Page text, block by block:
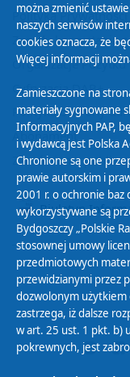
Polityka Prywatności
Zasady korzystania
Organizacje
Cyfryzacja DAB+
Polityka ochrony
Abonament
Zamówienia
Biuletyn
można zmienić
naszych serwisów
cookies oznacza, że
Więcej informacji
Zamieszczone na
materiały sygnowane
Informacyjnych PAP,
i wydawcą jest Polska
Chronione są one
prawie autorskim i
2001 r. o ochronie baz
wykorzystywane są
Bydgoszczy „Polskie
stosownej umowy
przedmiotowych
przewidzianymi przez
dozwolonym użytkiem
zastrzega, iż dalsze
w art. 25 ust. 1 pkt. b)
pokrewnych, jest